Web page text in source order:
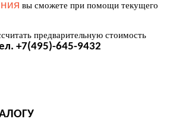
вы сможете при помощи текущего
предварительную стоимость
+7(495)-645-9432